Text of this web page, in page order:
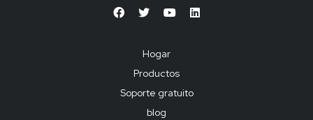
Hogar
Productos
Soporte gratuito
blog